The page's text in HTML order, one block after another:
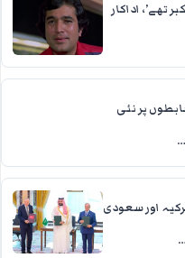
تھے’، اداکار
پر نئی
اور سعودی